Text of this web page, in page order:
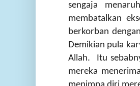
sengaja
membatalkan
berkorban
Demikian pula
Allah. Itu
mereka